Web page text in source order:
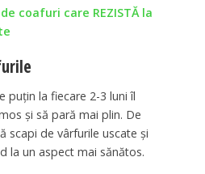
coafuri care REZISTĂ la
puțin la fiecare 2-3 luni îl
și să pară mai plin. De
scapi de vârfurile uscate și
la un aspect mai sănătos.